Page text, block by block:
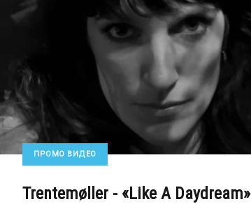
ПРОМО ВИДЕО
Trentemøller - «Like A Daydream»